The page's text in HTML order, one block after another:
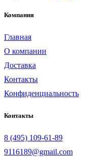
Компания
Главная
О компании
Доставка
Контакты
Конфиденциальность
Контакты
8 (495) 109-61-89
9116189@gmail.com